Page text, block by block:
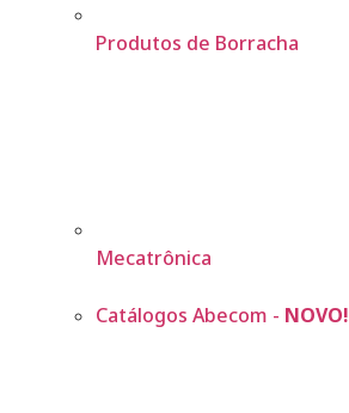
Produtos de Borracha
Mecatrônica
Catálogos Abecom - NOVO!